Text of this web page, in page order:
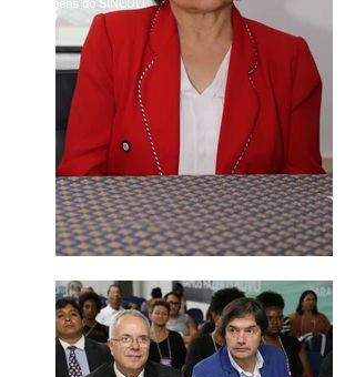
Imagens do SINCULT
2017